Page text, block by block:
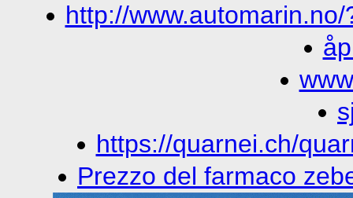
http://
https://quarnei.ch/
Prezzo del farmaco